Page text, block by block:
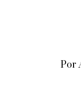
Por